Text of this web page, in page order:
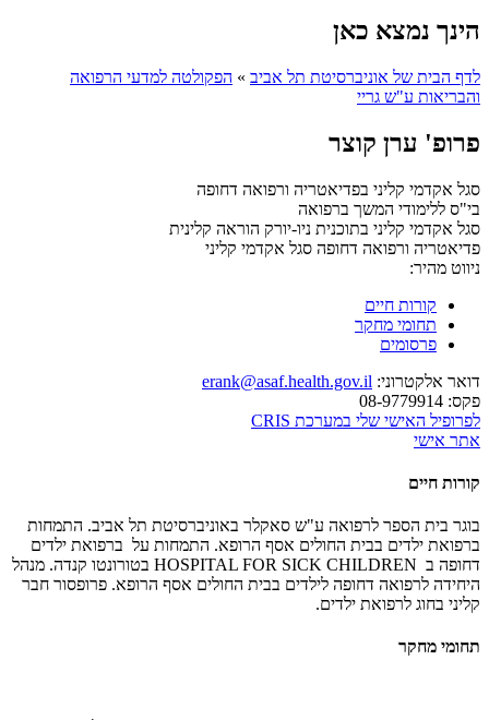
הינך נמצא כאן
לדף הבית של אוניברסיטת תל אביב » הפקולטה למדעי הרפואה
והבריאות ע"ש גריי
פרופ' ערן קוצר
סגל אקדמי קליני בפדיאטריה ורפואה דחופה
בי"ס ללימודי המשך ברפואה
סגל אקדמי קליני בתוכנית ניו-יורק הוראה קלינית
פדיאטריה ורפואה דחופה סגל אקדמי קליני
ניווט מהיר:
קורות חיים
תחומי מחקר
פרסומים
דואר אלקטרוני: erank@asaf.health.gov.il
פקס:
לפרופיל האישי שלי במערכת CRIS
אתר אישי
קורות חיים
בוגר בית הספר לרפואה ע"ש סאקלר באוניברסיטת תל אביב. התמחות
ברפואת ילדים בבית החולים אסף הרופא. התמחות על ברפואת ילדים
דחופה ב HOSPITAL FOR SICK CHILDREN בטורונטו קנדה. מנהל
היחידה לרפואה דחופה לילדים בבית החולים אסף הרופא. פרופסור חבר
קליני בחוג לרפואת ילדים.
תחומי מחקר